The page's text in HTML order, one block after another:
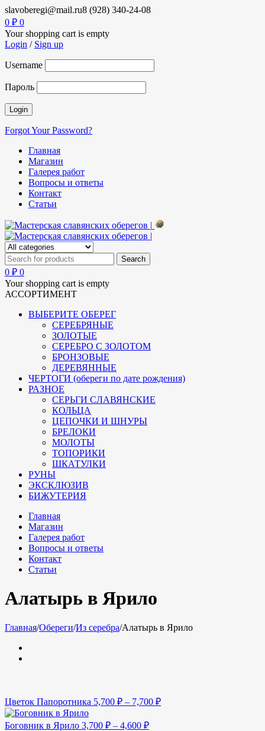
slavoberegi@mail.ru8 (928) 340-24-08
0 ₽ 0
Your shopping cart is empty
Login / Sign up
Username
Пароль
Forgot Your Password?
Главная
Магазин
Галерея работ
Вопросы и ответы
Контакт
Статьи
0 ₽ 0
Your shopping cart is empty
АССОРТИМЕНТ
ВЫБЕРИТЕ ОБЕРЕГ
СЕРЕБРЯНЫЕ
ЗОЛОТЫЕ
СЕРЕБРО С ЗОЛОТОМ
БРОНЗОВЫЕ
ДЕРЕВЯННЫЕ
ЧЕРТОГИ (обереги по дате рождения)
РАЗНОЕ
СЕРЬГИ СЛАВЯНСКИЕ
КОЛЬЦА
ЦЕПОЧКИ И ШНУРЫ
БРЕЛОКИ
МОЛОТЫ
ТОПОРИКИ
ШКАТУЛКИ
РУНЫ
ЭКСКЛЮЗИВ
БИЖУТЕРИЯ
Главная
Магазин
Галерея работ
Вопросы и ответы
Контакт
Статьи
Алатырь в Ярило
Главная/Обереги/Из серебра/Алатырь в Ярило
Цветок Папоротника 5,700 ₽ – 7,700 ₽
Боговник в Ярило 3,700 ₽ – 4,600 ₽